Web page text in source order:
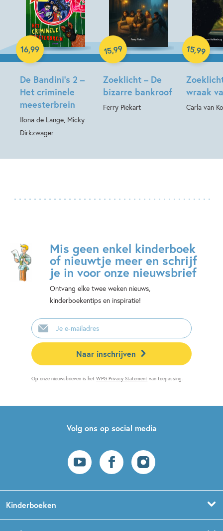
De Bandini’s 2 –
Het criminele
meesterbrein
Ilona de Lange, Micky
Dirkzwager
16,99
Hardcover
Zoeklicht – De
bizarre bankroof
Ferry Piekart
15,99
Hardcover
wraak
Carla van
15,99
Hardcover
Mis geen enkel kinderboek
of nieuwtje meer en schrijf
je in voor onze nieuwsbrief
Ontvang elke twee weken nieuws,
kinderboekentips en inspiratie!
E-
mailadres
Naar inschrijven
Op onze nieuwsbrieven is hetWPG Privacy Statement van toepassing.
Volg ons op social media
Kinderboeken